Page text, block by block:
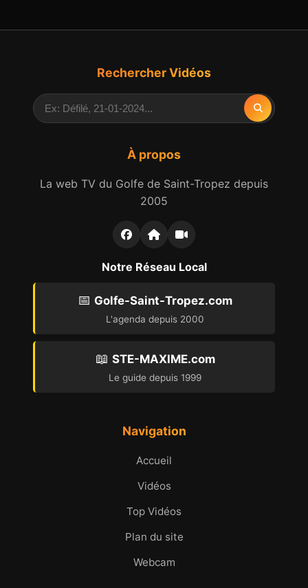
À propos
La web TV du Golfe de Saint-Tropez depuis
2005
Notre Réseau Local
📅 Golfe-Saint-Tropez.com
L'agenda depuis 2000
📖 STE-MAXIME.com
Le guide depuis 1999
Navigation
Accueil
Vidéos
Top Vidéos
Plan du site
Webcam
Rechercher Vidéos